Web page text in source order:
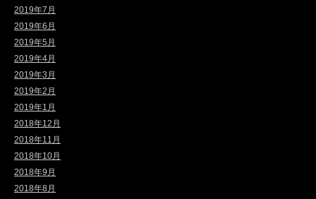
2019年7月
2019年6月
2019年5月
2019年4月
2019年3月
2019年2月
2019年1月
2018年12月
2018年11月
2018年10月
2018年9月
2018年8月